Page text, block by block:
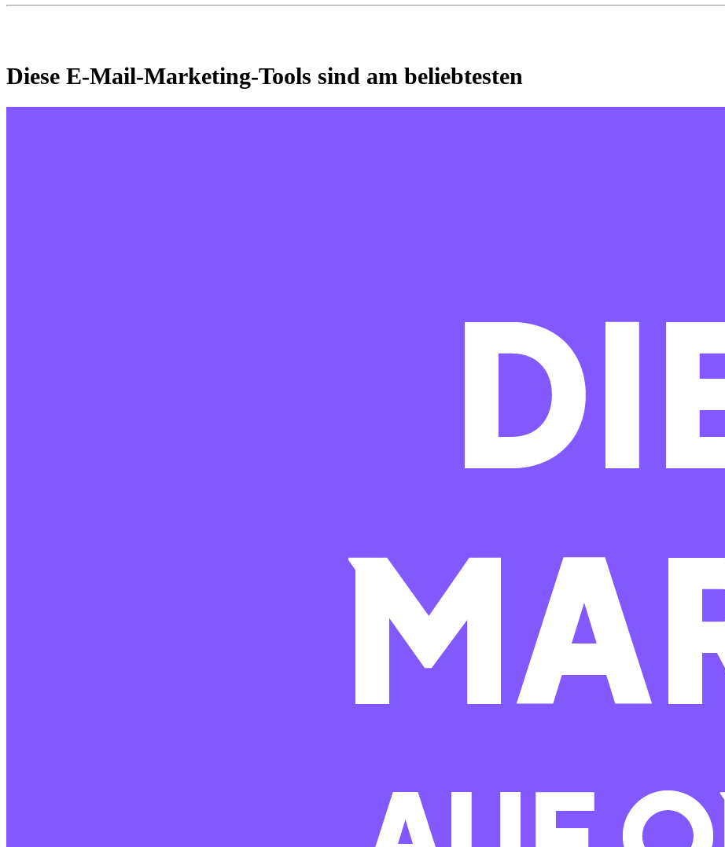
Diese E-Mail-Marketing-Tools sind am beliebtesten